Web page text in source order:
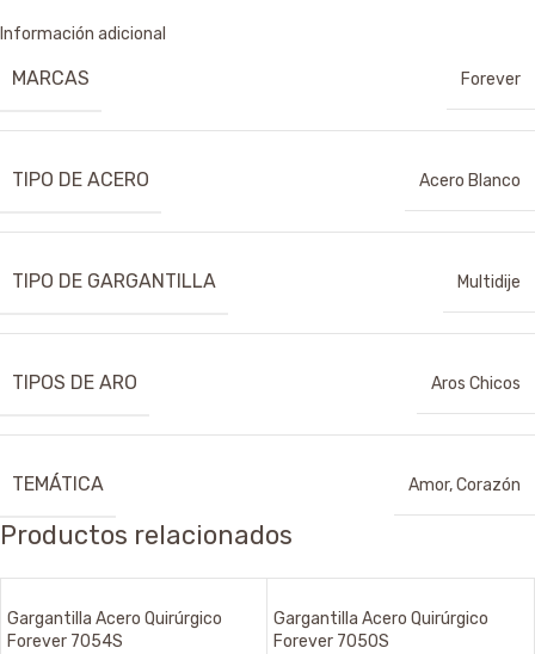
Información adicional
MARCAS Forever
TIPO DE ACERO Acero Blanco
TIPO DE GARGANTILLA Multidije
TIPOS DE ARO Aros Chicos
TEMÁTICA Amor,Corazón
Productos relacionados
Gargantilla Acero Quirúrgico
Forever 7054S
Gargantilla Acero Quirúrgico
Forever 7050S